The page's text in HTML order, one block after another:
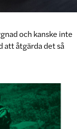
och kanske inte
att åtgärda det så